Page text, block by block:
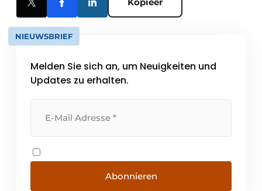
NIEUWSBRIEF
Melden Sie sich an, um Neuigkeiten und
Updates zu erhalten.
Abonnieren